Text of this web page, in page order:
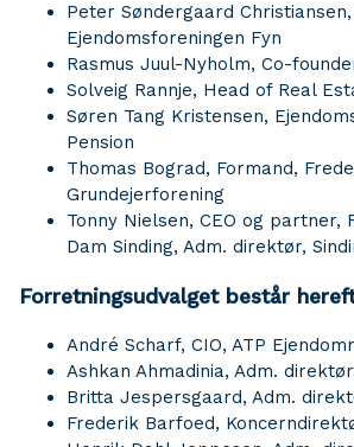
Peter Søndergaard
Ejendomsforeningen Fyn
Rasmus Juul-Nyholm, Co-
Solveig Rannje, Head of Real
Søren Tang Kristensen,
Pension
Thomas Bograd, Formand,
Grundejerforening
Tonny Nielsen, CEO og partner,
Dam Sinding, Adm. direktør,
Forretningsudvalget består
André Scharf, CIO, ATP
Ashkan Ahmadinia, Adm.
Britta Jespersgaard, Adm.
Frederik Barfoed,